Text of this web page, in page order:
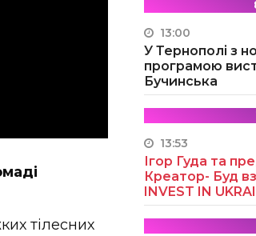
тілесних
13:00
У Тернополі з
програмою
Бучинська
13:53
Ігор Гуда та
Креатор- Буд
INVEST IN